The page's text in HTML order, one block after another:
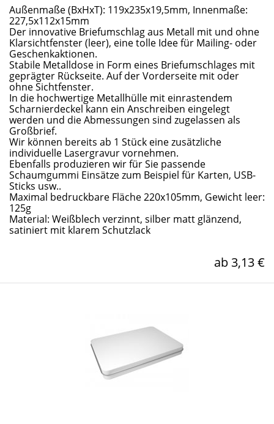
Außenmaße (BxHxT): 119x235x19,5mm, Innenmaße:
227,5x112x15mm
Der innovative Briefumschlag aus Metall mit und ohne
Klarsichtfenster (leer), eine tolle Idee für Mailing- oder
Geschenkaktionen.
Stabile Metalldose in Form eines Briefumschlages mit
geprägter Rückseite. Auf der Vorderseite mit oder
ohne Sichtfenster.
In die hochwertige Metallhülle mit einrastendem
Scharnierdeckel kann ein Anschreiben eingelegt
werden und die Abmessungen sind zugelassen als
Großbrief.
Wir können bereits ab 1 Stück eine zusätzliche
individuelle Lasergravur vornehmen.
Ebenfalls produzieren wir für Sie passende
Schaumgummi Einsätze zum Beispiel für Karten, USB-
Sticks usw..
Maximal bedruckbare Fläche 220x105mm, Gewicht leer:
125g
Material: Weißblech verzinnt, silber matt glänzend,
satiniert mit klarem Schutzlack
ab 3,13 €